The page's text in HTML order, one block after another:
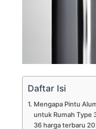
Daftar Isi
Mengapa Pintu
untuk Rumah Type
36 harga terbaru